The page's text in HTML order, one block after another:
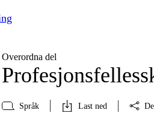
Overordna del
Språk Last ned